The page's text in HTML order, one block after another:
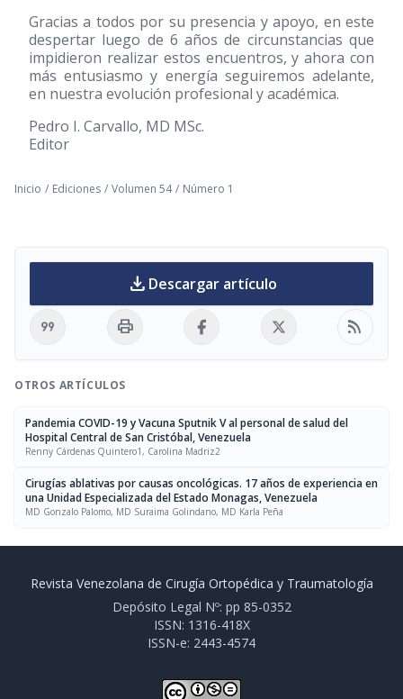
Gracias a todos por su presencia y apoyo, en este
despertar luego de 6 años de circunstancias que
impidieron realizar estos encuentros, y ahora con
más entusiasmo y energía seguiremos adelante,
en nuestra evolución profesional y académica.
Pedro I. Carvallo, MD MSc.
Editor
Inicio / Ediciones / Volumen 54 / Número 1
download Descargar artículo
format_quote print rss_feed
OTROS ARTÍCULOS
Pandemia COVID-19 y Vacuna Sputnik V al personal de salud del
Hospital Central de San Cristóbal, Venezuela
Renny Cárdenas Quintero1, Carolina Madriz2
Cirugías ablativas por causas oncológicas. 17 años de experiencia en
una Unidad Especializada del Estado Monagas, Venezuela
MD Gonzalo Palomo, MD Suraima Golindano, MD Karla Peña
Revista Venezolana de Cirugía Ortopédica y Traumatología
Depósito Legal Nº: pp 85-0352
ISSN: 1316-418X
ISSN-e: 2443-4574